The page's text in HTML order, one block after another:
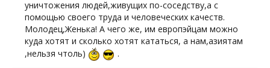
уничтожения людей,живущих по-соседству,а с
помощью своего труда и человеческих качеств.
Молодец,Женька! А чего же, им европэйцам можно
куда хотят и сколько хотят кататься, а нам,азиятам
,нельзя чтоль)
.